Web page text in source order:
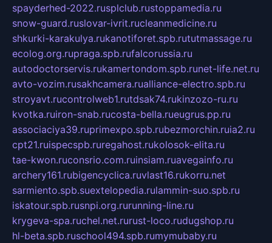
spayderhed-2022.rusplclub.rustoppamedia.ru
snow-guard.ruslovar-ivrit.rucleanmedicine.ru
shkurki-karakulya.rukanotiforet.spb.rututmassage.ru
ecolog.org.rupraga.spb.rufalcorussia.ru
autodoctorservis.rukamertondom.spb.runet-life.net.ru
avto-vozim.rusakhcamera.rualliance-electro.spb.ru
stroyavt.rucontrolweb1.rutdsak74.rukinzozo-ru.ru
kvotka.ruiron-snab.rucosta-bella.rueugrus.pp.ru
associaciya39.ruprimexpo.spb.rubezmorchin.ruia2.ru
cpt21.ruispecspb.ruregahost.rukolosok-elita.ru
tae-kwon.ruconsrio.com.ruinsiam.ruavegainfo.ru
archery161.rubigencyclica.ruvlast16.rukorru.net
sarmiento.spb.suextelopedia.rulammin-suo.spb.ru
iskatour.spb.rusnpi.org.rurunning-line.ru
krygeva-spa.ruchel.net.rurust-loco.rudugshop.ru
hl-beta.spb.ruschool494.spb.rumymubaby.ru